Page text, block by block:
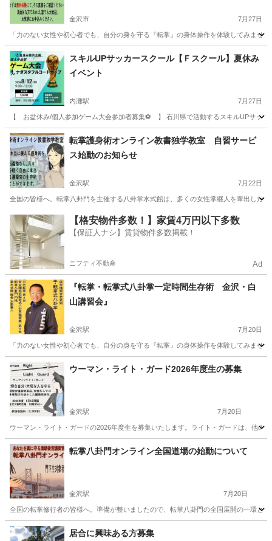
金沢市 7月27日
「力のない女性や初心者でも、自分の身を守る『転掌』の身体操作を体験してみま
石川 金沢市 空手/他格闘技 護身術
スキルUPサッカースクール【Ｆスクール】夏休み
イベント
内灘駅 7月27日
【 お盆休み/個人参加ゲーム大会参加者募集⚽ 】 石川県で活動するスキルUPサッ
石川 河北郡 内灘駅 サッカー 夏休み
転掌護身術オンライン教書独学教室 自習サービ
ス始動のお知らせ
金沢駅 7月22日
全国の皆様へ。転掌八卦門を主催する八卦掌水式館は、多くの女性掌継人を輩出した
石川 金沢市 金沢駅 空手/他格闘技 オンライン
【格安物件多数！】家賃4万円以下多数
【保証人ナシ】賃貸物件多数掲載！
ニフティ不動産 Ad
『転掌・転掌式八卦掌一定時間生存術 金沢・白
山講習会』
金沢駅 7月20日
「力のない女性や初心者でも、自分の身を守る『転掌』の身体操作を体験してみま
石川 金沢市 空手/他格闘技 八卦掌
ウーマン・ライト・ガード2026年度生の募集
金沢駅 7月20日
ウーマン・ライト・ガードの2026年度生を募集いたします。ライト・ガードは、他
石川 金沢市 金沢駅 空手/他格闘技 八卦掌
転掌八卦門オンライン全国道場の始動について
金沢駅 7月20日
全国の転掌修行者の皆様へ。準備が整いましたので、転掌八卦門の全国展開の一環と
石川 金沢市 金沢駅 空手/他格闘技
居合に興味ある方募集